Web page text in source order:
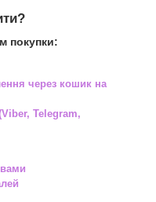
покупки:
через кошик на
Telegram,